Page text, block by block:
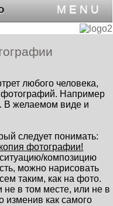
M E N U
любого человека,
фотографий. Например
В желаемом виде и
следует понимать:
фотографии!
композицию
можно нарисовать
таким, как на фото.
в том месте, или не в
изменив как самого